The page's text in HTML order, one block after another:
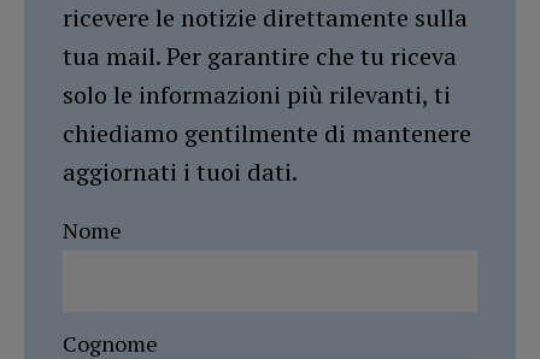
ricevere le notizie direttamente sulla
tua mail. Per garantire che tu riceva
solo le informazioni più rilevanti, ti
chiediamo gentilmente di mantenere
aggiornati i tuoi dati.
Nome
Cognome